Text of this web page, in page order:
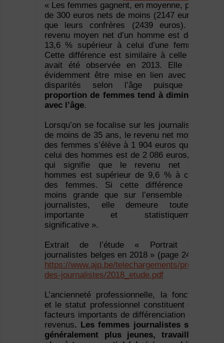
« Les femmes gagnent, en moyenne, près
de 300 euros nets de moins (2147 euros)
que leurs confrères (2439 euros). Le
revenu moyen net d’un homme est donc
13,6 % supérieur à celui d’une femme.
Cette différence est similaire à celle qui
avait été observée en 2013. Elle doit
évidemment être mise en lien avec les
disparités selon l’âge puisque
proportion de femmes tend à diminuer
avec l’âge.
Lorsqu’on se focalise sur les journalistes
de moins de 35 ans, le revenu net moyen
des femmes s’élève à 1 904 euros quand
celui des hommes est de 2 086 euros, ce
qui signifie que le revenu net des
hommes est supérieur de 9,6 % à celui
des femmes. Si cette différence est
moins grande que sur l’ensemble des
journalistes, elle demeure toutefois
importante et statistiquement
significative ».
Extrait de l’étude « Portrait des
journalistes belges en 2018 » (page 24) :
https://www.ajp.be/telechargements/profil-
des-journalistes/2018_etude.pdf
L’ancienneté professionnelle, la fonction
et le statut professionnel constituent des
facteurs importants de différenciation des
revenus. Les femmes journalistes sont
généralement plus jeunes, travaillent